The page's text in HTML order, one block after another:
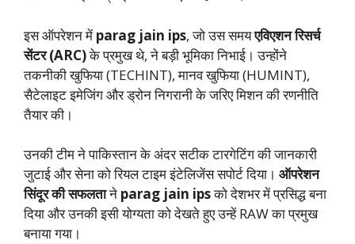
इस ऑपरेशन में parag jain ips, जो उस समयएविएशन रिसर्च
सेंटर (ARC)के प्रमुख थे, ने बड़ी भूमिका निभाई। उन्होंने
तकनीकी खुफिया (TECHINT), मानव खुफिया (HUMINT),
सैटेलाइट इमेजिंग और ड्रोन निगरानी के जरिए मिशन की रणनीति
तैयार की।
उनकी टीम ने पाकिस्तान के अंदर सटीक टारगेटिंग की जानकारी
जुटाई और सेना को रियल टाइम इंटेलिजेंस सपोर्ट दिया। ऑपरेशन
सिंदूर की सफलताने parag jain ipsको देशभर में प्रसिद्ध बना
दिया और उनकी इसी योग्यता को देखते हुए उन्हें RAW का प्रमुख
बनाया गया।